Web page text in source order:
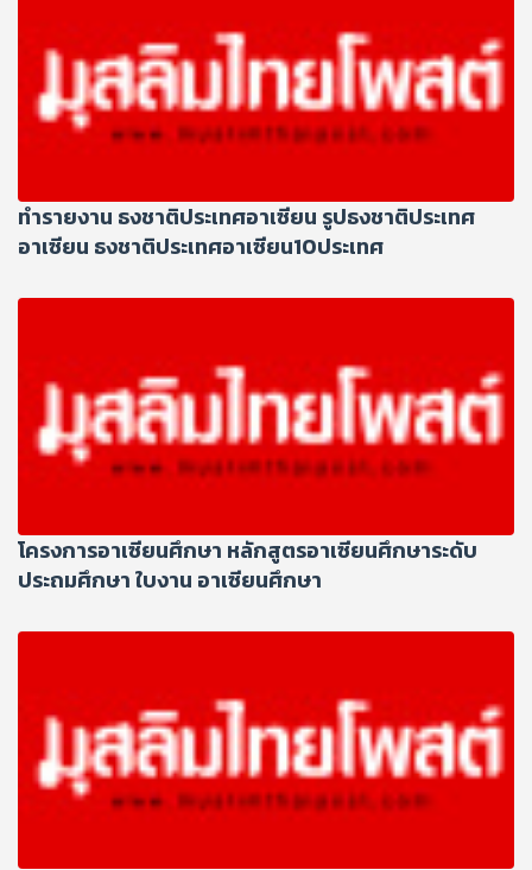
ทำรายงาน ธงชาติประเทศอาเซียน รูปธงชาติประเทศ
อาเซียน ธงชาติประเทศอาเซียน10ประเทศ
โครงการอาเซียนศึกษา หลักสูตรอาเซียนศึกษาระดับ
ประถมศึกษา ใบงาน อาเซียนศึกษา